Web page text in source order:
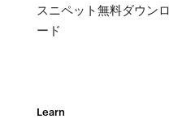
スニペット無料ダウンロ
ード
Learn